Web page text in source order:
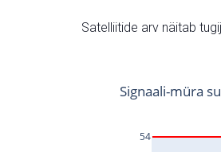
Satelliitide arv näitab